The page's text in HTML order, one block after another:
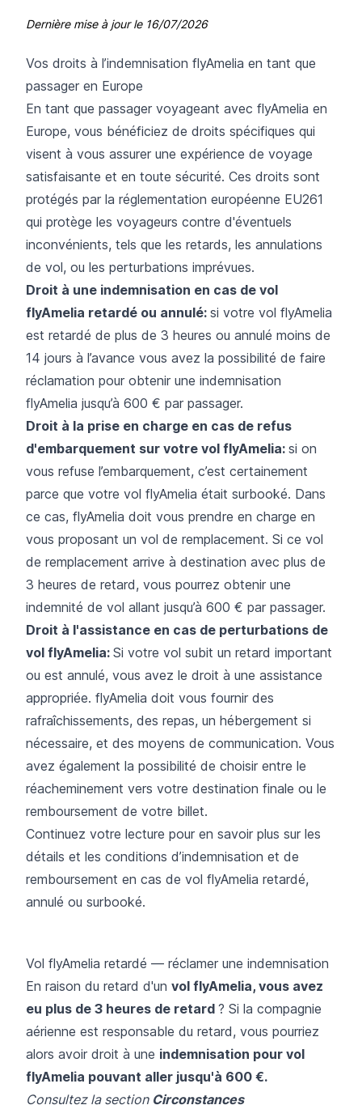
Dernière mise à jour le 16/07/2026
Vos droits à l’indemnisation flyAmelia en tant que
passager en Europe
En tant que passager voyageant avec flyAmelia en
Europe, vous bénéficiez de droits spécifiques qui
visent à vous assurer une expérience de voyage
satisfaisante et en toute sécurité. Ces droits sont
protégés par la réglementation européenne EU261
qui protège les voyageurs contre d'éventuels
inconvénients, tels que les retards, les annulations
de vol, ou les perturbations imprévues.
Droit à une indemnisation en cas de vol
flyAmelia retardé ou annulé: si votre vol flyAmelia
est retardé de plus de 3 heures ou annulé moins de
14 jours à l’avance vous avez la possibilité de faire
réclamation pour obtenir une indemnisation
flyAmelia jusqu’à 600 € par passager.
Droit à la prise en charge en cas de refus
d'embarquement sur votre vol flyAmelia: si on
vous refuse l’embarquement, c’est certainement
parce que votre vol flyAmelia était surbooké. Dans
ce cas, flyAmelia doit vous prendre en charge en
vous proposant un vol de remplacement. Si ce vol
de remplacement arrive à destination avec plus de
3 heures de retard, vous pourrez obtenir une
indemnité de vol allant jusqu’à 600 € par passager.
Droit à l'assistance en cas de perturbations de
vol flyAmelia: Si votre vol subit un retard important
ou est annulé, vous avez le droit à une assistance
appropriée. flyAmelia doit vous fournir des
rafraîchissements, des repas, un hébergement si
nécessaire, et des moyens de communication. Vous
avez également la possibilité de choisir entre le
réacheminement vers votre destination finale ou le
remboursement de votre billet.
Continuez votre lecture pour en savoir plus sur les
détails et les conditions d’indemnisation et de
remboursement en cas de vol flyAmelia retardé,
annulé ou surbooké.
Vol flyAmelia retardé — réclamer une indemnisation
En raison du retard d'un vol flyAmelia, vous avez
eu plus de 3 heures de retard ? Si la compagnie
aérienne est responsable du retard, vous pourriez
alors avoir droit à une indemnisation pour vol
flyAmelia pouvant aller jusqu'à 600 €.
Consultez la section Circonstances